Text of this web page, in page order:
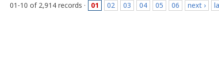
01-10 of 2,914 records · 01 02 03 04 05 06 next ›